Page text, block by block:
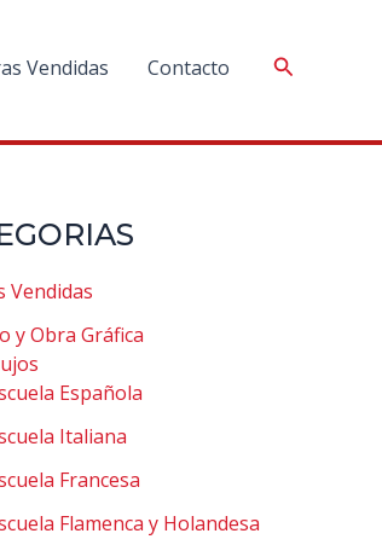
Vendidas Contacto
Vendidas
y Obra Gráfica
Española
Italiana
Francesa
Flamenca y Holandesa